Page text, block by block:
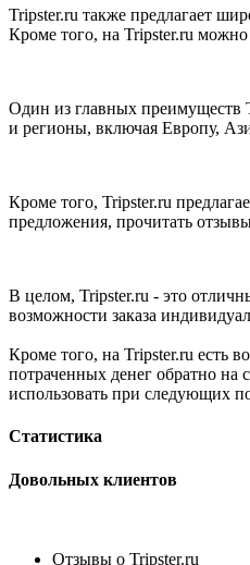
Tripster.ru также предлагает
Кроме того, на Tripster.ru можно
Один из главных преимуществ
и регионы, включая Европу,
Кроме того, Tripster.ru
предложения, прочитать
В целом, Tripster.ru - это
возможности заказа
Кроме того, на Tripster.ru есть
потраченных денег обратно
использовать при следующих
Статистика
Довольных клиентов
Отзывы о Tripster.ru